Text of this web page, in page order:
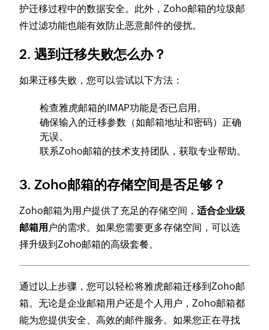
护迁移过程中的数据安全。此外，Zoho邮箱的垃圾邮
件过滤功能也能有效防止恶意邮件的侵扰。
2. 遇到迁移失败怎么办？
如果迁移失败，您可以尝试以下方法：
检查雅虎邮箱的IMAP功能是否已启用。
确保输入的迁移参数（如邮箱地址和密码）正确
无误。
联系Zoho邮箱的技术支持团队，获取专业帮助。
3. Zoho邮箱的存储空间是否足够？
Zoho邮箱为用户提供了充足的存储空间，适合企业级
邮箱用 户的需求。如果您需要更多存储空间，可以选
择升级到Zoho邮箱的高级套餐。
通过以上步骤，您可以轻松将雅虎邮箱迁移到Zoho邮
箱。无论是企业邮箱用户还是个人用户，Zoho邮箱都
能为您提供安全、高效的邮件服务。如果您正在寻找